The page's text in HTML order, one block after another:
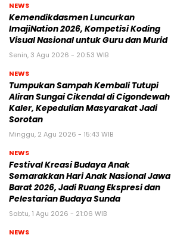
NEWS
Kemendikdasmen Luncurkan
ImajiNation 2026, Kompetisi Koding
Visual Nasional untuk Guru dan Murid
Senin, 3 Agu 2026 - 20:53 WIB
NEWS
Tumpukan Sampah Kembali Tutupi
Aliran Sungai Cikendal di Cigondewah
Kaler, Kepedulian Masyarakat Jadi
Sorotan
Minggu, 2 Agu 2026 - 15:43 WIB
NEWS
Festival Kreasi Budaya Anak
Semarakkan Hari Anak Nasional Jawa
Barat 2026, Jadi Ruang Ekspresi dan
Pelestarian Budaya Sunda
Sabtu, 1 Agu 2026 - 21:06 WIB
NEWS